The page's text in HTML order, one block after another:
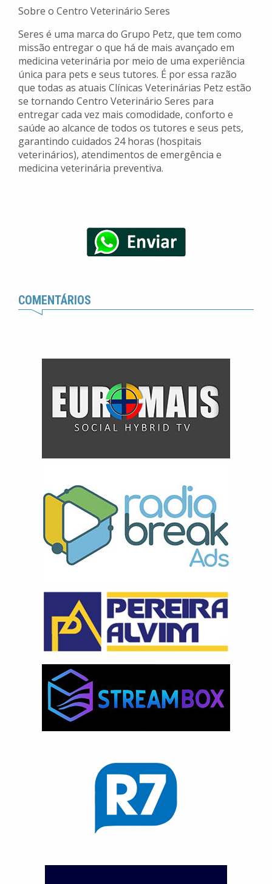
Sobre o Centro Veterinário Seres
Seres é uma marca do Grupo Petz, que tem como
missão entregar o que há de mais avançado em
medicina veterinária por meio de uma experiência
única para pets e seus tutores. É por essa razão
que todas as atuais Clínicas Veterinárias Petz estão
se tornando Centro Veterinário Seres para
entregar cada vez mais comodidade, conforto e
saúde ao alcance de todos os tutores e seus pets,
garantindo cuidados 24 horas (hospitais
veterinários), atendimentos de emergência e
medicina veterinária preventiva.
COMENTÁRIOS